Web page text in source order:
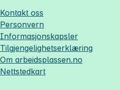
Kontakt oss
Personvern
Informasjonskapsler
Tilgjengelighetserklæring
Om arbeidsplassen.no
Nettstedkart